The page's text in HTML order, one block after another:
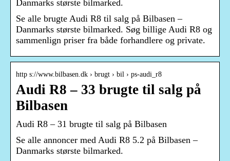
Danmarks største bilmarked.
Se alle brugte Audi R8 til salg på Bilbasen –
Danmarks største bilmarked. Søg billige Audi R8 og
sammenlign priser fra både forhandlere og private.
http s://www.bilbasen.dk › brugt › bil › ps-audi_r8
Audi R8 – 33 brugte til salg på
Bilbasen
Audi R8 – 31 brugte til salg på Bilbasen
Se alle annoncer med Audi R8 5.2 på Bilbasen –
Danmarks største bilmarked.